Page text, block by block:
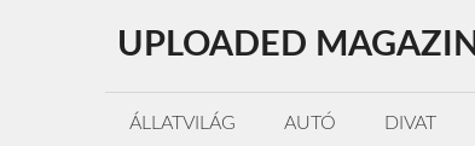
tartalomba
UPLOADED MAGAZIN
ÁLLATVILÁG AUTÓ DIVAT